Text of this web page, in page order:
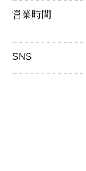
営業時間
SNS